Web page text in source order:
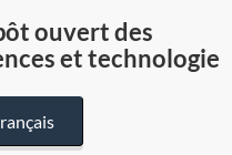
ouvert des
et technologie